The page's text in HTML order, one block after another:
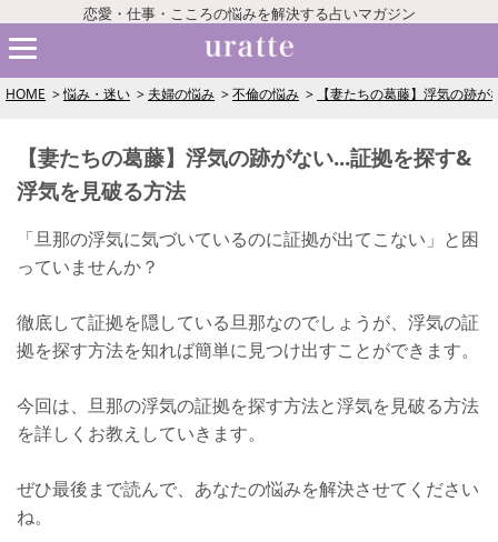
恋愛・仕事・こころの悩みを解決する占いマガジン
HOME 悩み・迷い 夫婦の悩み 不倫の悩み 【妻たちの葛藤】浮気の跡
【妻たちの葛藤】浮気の跡がない...証拠を探す&
浮気を見破る方法
「旦那の浮気に気づいているのに証拠が出てこない」と困
っていませんか？
徹底して証拠を隠している旦那なのでしょうが、浮気の証
拠を探す方法を知れば簡単に見つけ出すことができます。
今回は、旦那の浮気の証拠を探す方法と浮気を見破る方法
を詳しくお教えしていきます。
ぜひ最後まで読んで、あなたの悩みを解決させてください
ね。